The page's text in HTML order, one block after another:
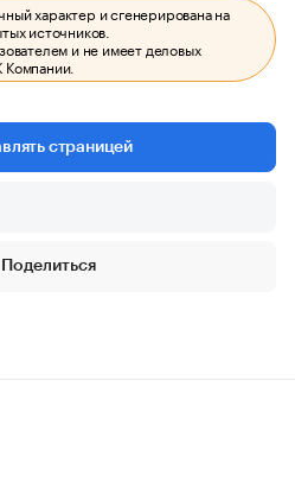
характер и сгенерирована на
источников.
и не имеет деловых
страницей
Поделиться